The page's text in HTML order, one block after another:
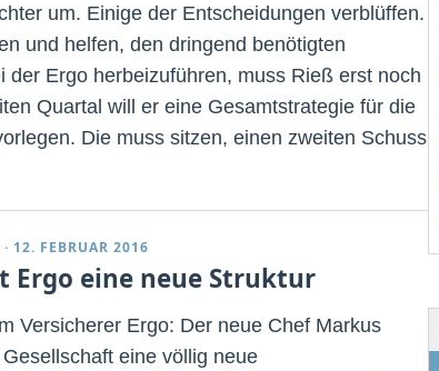
um. Einige der Entscheidungen verblüffen.
und helfen, den dringend benötigten
der Ergo herbeizuführen, muss Rieß erst noch
Quartal will er eine Gesamtstrategie für die
Die muss sitzen, einen zweiten Schuss
· 12. FEBRUAR 2016
Ergo eine neue Struktur
Versicherer Ergo: Der neue Chef Markus
eine völlig neue